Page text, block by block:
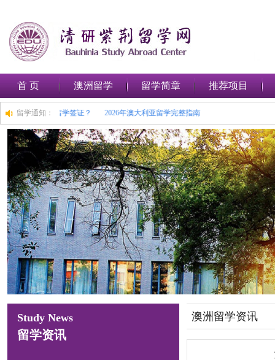
首 页 澳洲留学 留学简章 推荐项目
留学通知：
何在澳大利亚申请留学签证？ 2026年澳大利亚留学完整指南
Study News
留学资讯
澳洲留学资讯